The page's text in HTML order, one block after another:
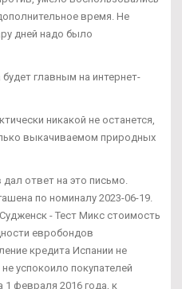
время. Не
дней надо было
главным на интернет-
никакой не останется,
выкачиваемом природных
ответ на это письмо.
по номиналу 2023-06-19.
- Тест Микс стоимость
евробондов
кредита Испании не
успокоило покупателей
1 февраля 2016 года, к